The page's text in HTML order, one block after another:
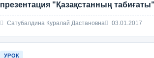
презентация "Қазақстанның табиғаты"
Сатубалдина Куралай Дастановна 03.01.2017
УРОК